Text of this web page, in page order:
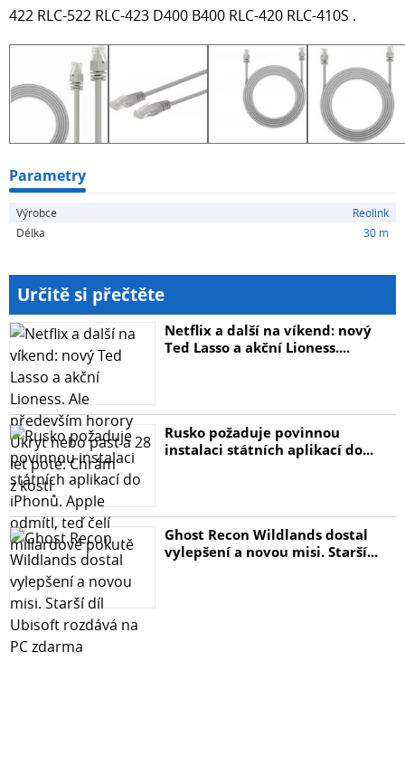
422 RLC-522 RLC-423 D400 B400 RLC-420 RLC-410S .
Parametry
Výrobce
Reolink
Délka
30 m
Určitě si přečtěte
Netflix a další na víkend: nový
Ted Lasso a akční Lioness....
Rusko požaduje povinnou
instalaci státních aplikací do...
Ghost Recon Wildlands dostal
vylepšení a novou misi. Starší...